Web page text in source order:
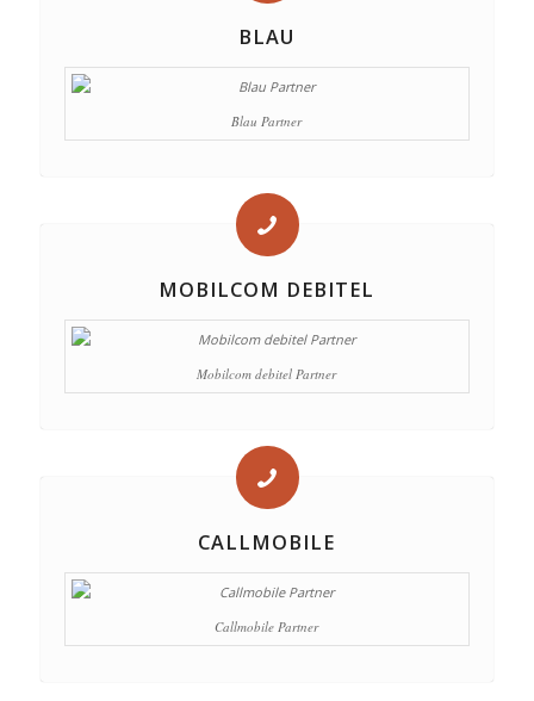
BLAU
Blau Partner
MOBILCOM DEBITEL
Mobilcom debitel Partner
CALLMOBILE
Callmobile Partner